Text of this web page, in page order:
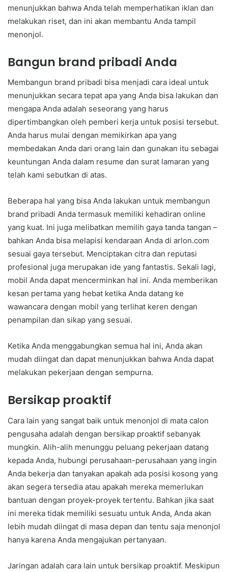
menunjukkan bahwa Anda telah memperhatikan iklan dan
melakukan riset, dan ini akan membantu Anda tampil
menonjol.
Bangun brand pribadi Anda
Membangun brand pribadi bisa menjadi cara ideal untuk
menunjukkan secara tepat apa yang Anda bisa lakukan dan
mengapa Anda adalah seseorang yang harus
dipertimbangkan oleh pemberi kerja untuk posisi tersebut.
Anda harus mulai dengan memikirkan apa yang
membedakan Anda dari orang lain dan gunakan itu sebagai
keuntungan Anda dalam resume dan surat lamaran yang
telah kami sebutkan di atas.
Beberapa hal yang bisa Anda lakukan untuk membangun
brand pribadi Anda termasuk memiliki kehadiran online
yang kuat. Ini juga melibatkan memilih gaya tanda tangan –
bahkan Anda bisa melapisi kendaraan Anda di arlon.com
sesuai gaya tersebut. Menciptakan citra dan reputasi
profesional juga merupakan ide yang fantastis. Sekali lagi,
mobil Anda dapat mencerminkan hal ini. Anda memberikan
kesan pertama yang hebat ketika Anda datang ke
wawancara dengan mobil yang terlihat keren dengan
penampilan dan sikap yang sesuai.
Ketika Anda menggabungkan semua hal ini, Anda akan
mudah diingat dan dapat menunjukkan bahwa Anda dapat
melakukan pekerjaan dengan sempurna.
Bersikap proaktif
Cara lain yang sangat baik untuk menonjol di mata calon
pengusaha adalah dengan bersikap proaktif sebanyak
mungkin. Alih-alih menunggu peluang pekerjaan datang
kepada Anda, hubungi perusahaan-perusahaan yang ingin
Anda bekerja dan tanyakan apakah ada posisi kosong yang
akan segera tersedia atau apakah mereka memerlukan
bantuan dengan proyek-proyek tertentu. Bahkan jika saat
ini mereka tidak memiliki sesuatu untuk Anda, Anda akan
lebih mudah diingat di masa depan dan tentu saja menonjol
hanya karena Anda mengajukan pertanyaan.
Jaringan adalah cara lain untuk bersikap proaktif. Meskipun